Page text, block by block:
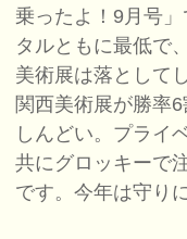
乗ったよ！9月号
タルともに最低で
美術展は落として
関西美術展が勝率
しんどい。プライ
共にグロッキーで
です。今年は守り